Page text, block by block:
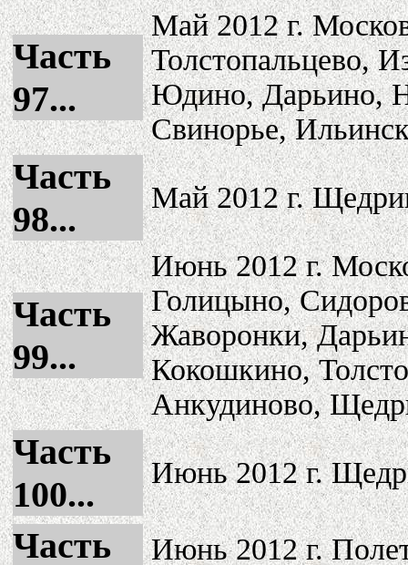
Часть
97...
Май 2012 г.
Толстопальцево,
Юдино, Дарьино,
Свинорье,
Часть
98...
Май 2012 г.
Часть
99...
Июнь 2012 г.
Голицыно,
Жаворонки,
Кокошкино,
Анкудиново,
Часть
100...
Июнь 2012 г.
Часть
Июнь 2012 г.